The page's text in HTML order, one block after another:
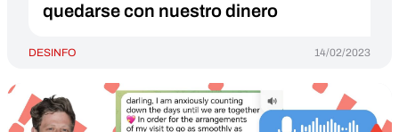
quedarse con nuestro dinero
DESINFO 14/02/2023